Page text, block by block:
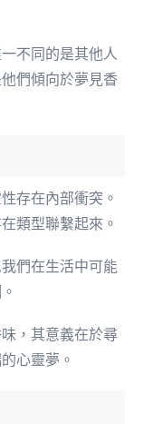
不同的是其他人
們傾向於夢見香
存在內部衝突。
類型聯繫起來。
們在生活中可能
，其意義在於尋
心靈夢。